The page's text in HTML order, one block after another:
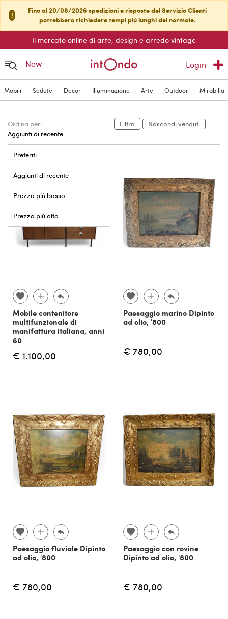
!
Fino al 20/08/2026 spedizioni e risposte del Servizio Clienti
potrebbero richiedere tempi più lunghi del normale.
Il mercato online di arte, design e arredo vintage
New Login
Mobili Sedute Decor Illuminazione Arte Outdoor Mirabilia
Ordina per:
Aggiunti di recente
Preferiti
Aggiunti di recente
Prezzo più basso
Prezzo più alto
Filtro Nascondi venduti
Mobile contenitore
multifunzionale di
manifattura italiana, anni
60
€ 1.100,00
Paesaggio marino Dipinto
ad olio, '800
€ 780,00
Paesaggio fluviale Dipinto
ad olio, '800
€ 780,00
Paesaggio con rovine
Dipinto ad olio, '800
€ 780,00